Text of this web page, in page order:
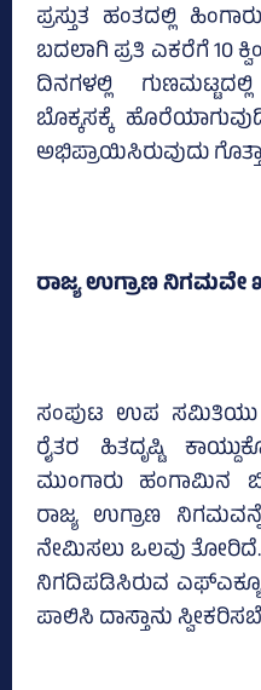
ಪ್ರಸ್ತುತ ಹಂತದಲ್ಲಿ
ಬದಲಾಗಿ ಪ್ರತಿ ಎಕರೆಗೆ 10
ದಿನಗಳಲ್ಲಿ
ಬೊಕ್ಕಸಕ್ಕೆ
ಅಭಿಪ್ರಾಯಿಸಿರುವುದು
ರಾಜ್ಯ ಉಗ್ರಾಣ
ಸಂಪುಟ ಉಪ
ರೈತರ ಹಿತದೃಷ್ಟಿ
ಮುಂಗಾರು ಹಂಗಾಮಿನ
ರಾಜ್ಯ ಉಗ್ರಾಣ
ನೇಮಿಸಲು ಒಲವು
ನಿಗದಿಪಡಿಸಿರುವ ಎಫ್‌ಎಕ್ಯೂ
ಪಾಲಿಸಿ ದಾಸ್ತಾನು